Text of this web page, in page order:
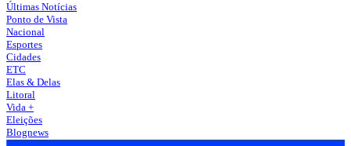
Últimas Notícias
Ponto de Vista
Nacional
Esportes
Cidades
ETC
Elas & Delas
Litoral
Vida +
Eleições
Blognews